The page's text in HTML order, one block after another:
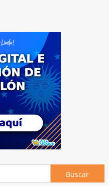
Buscar: